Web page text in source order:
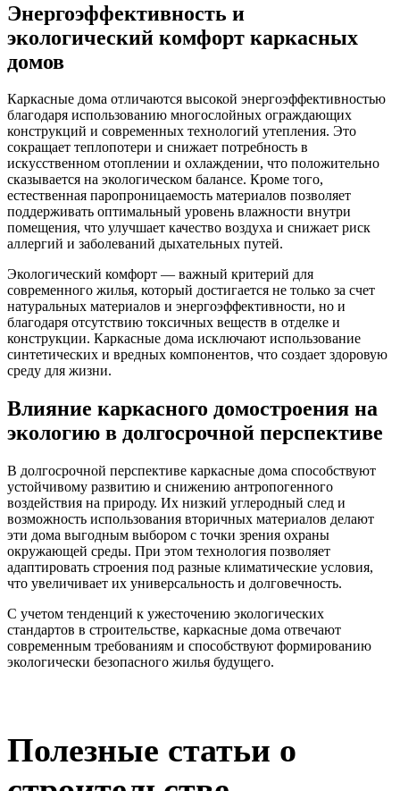
Энергоэффективность и
экологический комфорт каркасных
домов
Каркасные дома отличаются высокой энергоэффективностью
благодаря использованию многослойных ограждающих
конструкций и современных технологий утепления. Это
сокращает теплопотери и снижает потребность в
искусственном отоплении и охлаждении, что положительно
сказывается на экологическом балансе. Кроме того,
естественная паропроницаемость материалов позволяет
поддерживать оптимальный уровень влажности внутри
помещения, что улучшает качество воздуха и снижает риск
аллергий и заболеваний дыхательных путей.
Экологический комфорт — важный критерий для
современного жилья, который достигается не только за счет
натуральных материалов и энергоэффективности, но и
благодаря отсутствию токсичных веществ в отделке и
конструкции. Каркасные дома исключают использование
синтетических и вредных компонентов, что создает здоровую
среду для жизни.
Влияние каркасного домостроения на
экологию в долгосрочной перспективе
В долгосрочной перспективе каркасные дома способствуют
устойчивому развитию и снижению антропогенного
воздействия на природу. Их низкий углеродный след и
возможность использования вторичных материалов делают
эти дома выгодным выбором с точки зрения охраны
окружающей среды. При этом технология позволяет
адаптировать строения под разные климатические условия,
что увеличивает их универсальность и долговечность.
С учетом тенденций к ужесточению экологических
стандартов в строительстве, каркасные дома отвечают
современным требованиям и способствуют формированию
экологически безопасного жилья будущего.
Полезные статьи о